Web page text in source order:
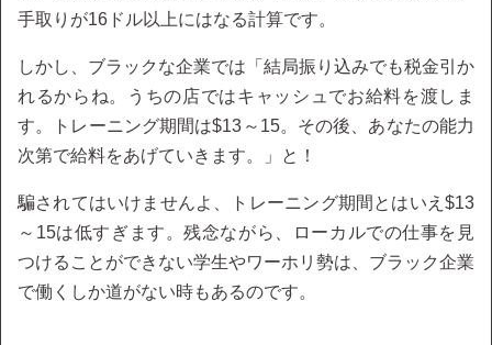
手取りが16ドル以上にはなる計算です。
しかし、ブラックな企業では「結局振り込みでも税金引か
れるからね。うちの店ではキャッシュでお給料を渡しま
す。トレーニング期間は$13～15。その後、あなたの能力
次第で給料をあげていきます。」と！
騙されてはいけませんよ、トレーニング期間とはいえ$13
～15は低すぎます。残念ながら、ローカルでの仕事を見
つけることができない学生やワーホリ勢は、ブラック企業
で働くしか道がない時もあるのです。